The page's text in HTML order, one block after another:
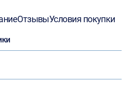
ОтзывыУсловия покупки